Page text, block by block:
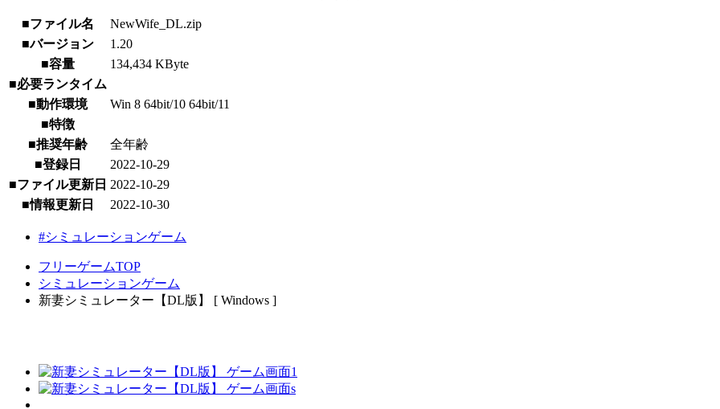
■ファイル名
NewWife_DL.zip
■バージョン
1.20
■容量
134,434 KByte
■必要ランタイム
■動作環境
Win 8 64bit/10 64bit/11
■特徴
■推奨年齢
全年齢
■登録日
2022-10-29
■ファイル更新日 2022-10-29
■情報更新日
2022-10-30
#シミュレーションゲーム
フリーゲームTOP
シミュレーションゲーム
新妻シミュレーター【DL版】 [ Windows ]